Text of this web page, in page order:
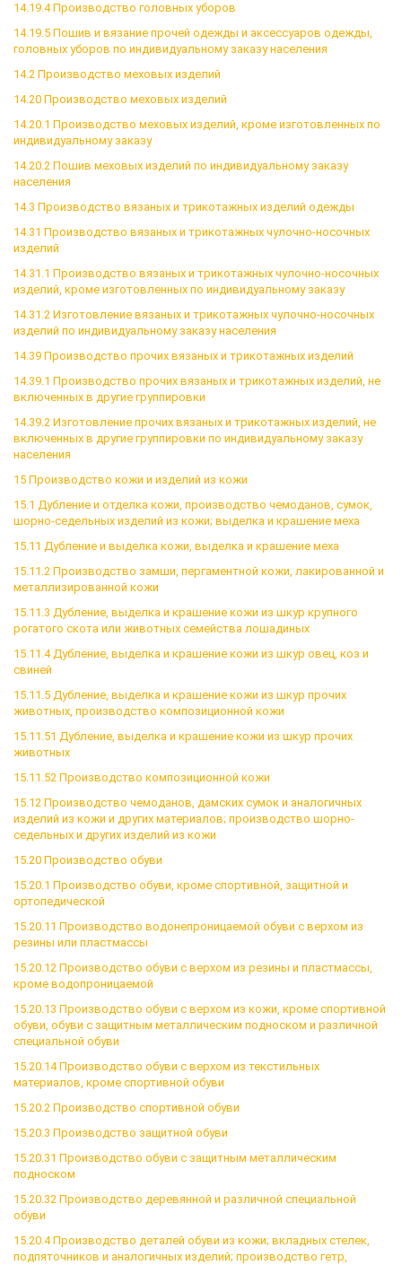
14.19.4 Производство головных уборов
14.19.5 Пошив и вязание прочей одежды и аксессуаров одежды,
головных уборов по индивидуальному заказу населения
14.2 Производство меховых изделий
14.20 Производство меховых изделий
14.20.1 Производство меховых изделий, кроме изготовленных по
индивидуальному заказу
14.20.2 Пошив меховых изделий по индивидуальному заказу
населения
14.3 Производство вязаных и трикотажных изделий одежды
14.31 Производство вязаных и трикотажных чулочно-носочных
изделий
14.31.1 Производство вязаных и трикотажных чулочно-носочных
изделий, кроме изготовленных по индивидуальному заказу
14.31.2 Изготовление вязаных и трикотажных чулочно-носочных
изделий по индивидуальному заказу населения
14.39 Производство прочих вязаных и трикотажных изделий
14.39.1 Производство прочих вязаных и трикотажных изделий, не
включенных в другие группировки
14.39.2 Изготовление прочих вязаных и трикотажных изделий, не
включенных в другие группировки по индивидуальному заказу
населения
15 Производство кожи и изделий из кожи
15.1 Дубление и отделка кожи, производство чемоданов, сумок,
шорно-седельных изделий из кожи; выделка и крашение меха
15.11 Дубление и выделка кожи, выделка и крашение меха
15.11.2 Производство замши, пергаментной кожи, лакированной и
металлизированной кожи
15.11.3 Дубление, выделка и крашение кожи из шкур крупного
рогатого скота или животных семейства лошадиных
15.11.4 Дубление, выделка и крашение кожи из шкур овец, коз и
свиней
15.11.5 Дубление, выделка и крашение кожи из шкур прочих
животных, производство композиционной кожи
15.11.51 Дубление, выделка и крашение кожи из шкур прочих
животных
15.11.52 Производство композиционной кожи
15.12 Производство чемоданов, дамских сумок и аналогичных
изделий из кожи и других материалов; производство шорно-
седельных и других изделий из кожи
15.20 Производство обуви
15.20.1 Производство обуви, кроме спортивной, защитной и
ортопедической
15.20.11 Производство водонепроницаемой обуви с верхом из
резины или пластмассы
15.20.12 Производство обуви с верхом из резины и пластмассы,
кроме водопроницаемой
15.20.13 Производство обуви с верхом из кожи, кроме спортивной
обуви, обуви с защитным металлическим подноском и различной
специальной обуви
15.20.14 Производство обуви с верхом из текстильных
материалов, кроме спортивной обуви
15.20.2 Производство спортивной обуви
15.20.3 Производство защитной обуви
15.20.31 Производство обуви с защитным металлическим
подноском
15.20.32 Производство деревянной и различной специальной
обуви
15.20.4 Производство деталей обуви из кожи; вкладных стелек,
подпяточников и аналогичных изделий; производство гетр,